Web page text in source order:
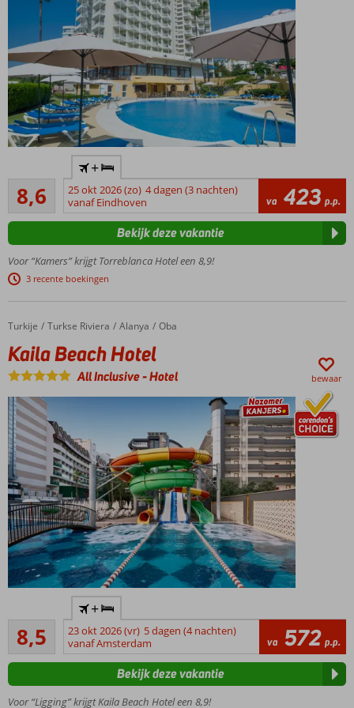
kleine
meerprijs)
halfpension
ook
mogelijk
loopafstand
van het
strand en
de
Treinstation
om de hoek
Torremolinos
of Malaga
tuin met 2
zwembaden
inclusive
genieten!
8,6
Aanrader
970
beoordelingen
+
25 okt 2026 (zo) 4 dagen (3 nachten)
vanaf Eindhoven
va 423 p.p.
Voor “Kamers” krijgt Torreblanca Hotel een 8,9!
3 recente boekingen
Bekijk deze vakantie
Home
Turkije Turkse Riviera Alanya Oba
Kaila Beach Hotel
Kaila Beach Hotel
All Inclusive-Hotel bewaar
familiehotel
met
privéstrand,
nette
8,5
Aanrader
283
beoordelingen
+
23 okt 2026 (vr) 5 dagen (4 nachten)
vanaf Amsterdam
va 572 p.p.
Voor “Ligging” krijgt Kaila Beach Hotel een 8,9!
Bekijk deze vakantie